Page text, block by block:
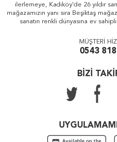
ilerlemeye, Kadıköy'de 26 yıldır
mağazamızın yanı sıra Beşiktaş
sanatın renkli dünyasına ev
MÜŞTERİ
0543
BİZİ